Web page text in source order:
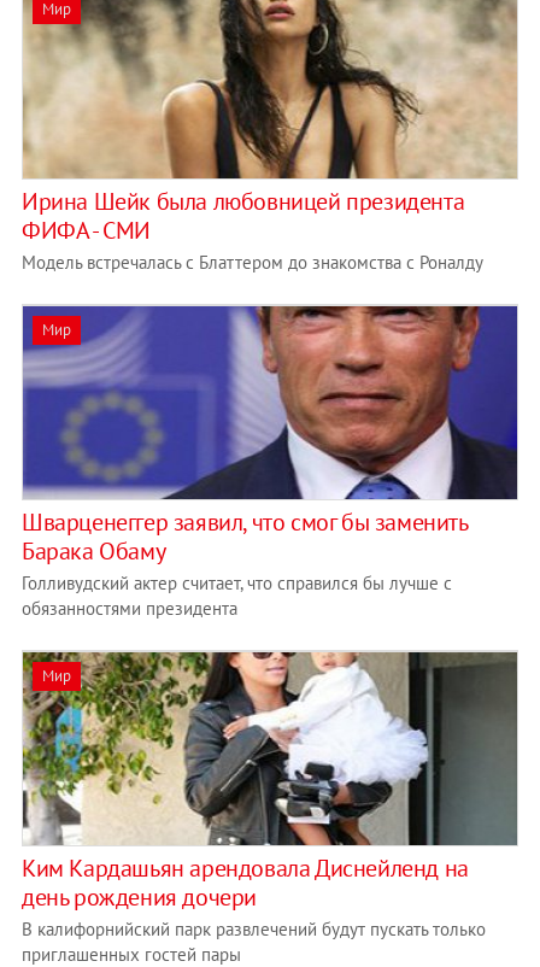
Мир
Ирина Шейк была любовницей президента
ФИФА - СМИ
Модель встречалась с Блаттером до знакомства с Роналду
Мир
Шварценеггер заявил, что смог бы заменить
Барака Обаму
Голливудский актер считает, что справился бы лучше с
обязанностями президента
Мир
Ким Кардашьян арендовала Диснейленд на
день рождения дочери
В калифорнийский парк развлечений будут пускать только
приглашенных гостей пары